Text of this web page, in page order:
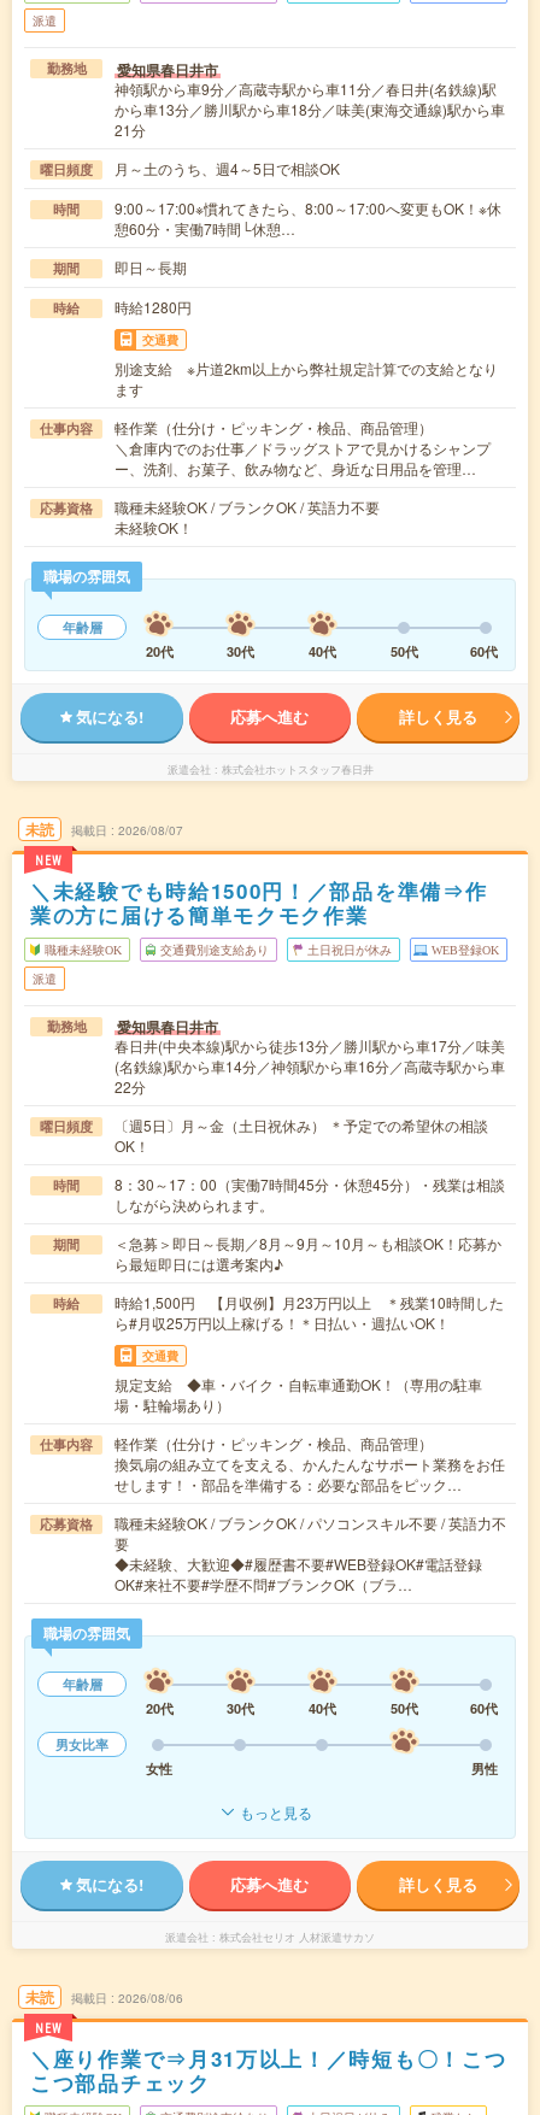
派遣
勤務地 愛知県春日井市
神領駅から車9分／高蔵寺駅から車11分／春日井(名鉄線)駅
から車13分／勝川駅から車18分／味美(東海交通線)駅から車
21分
曜日頻度 月～土のうち、週4～5日で相談OK
時間
9:00～17:00※慣れてきたら、8:00～17:00へ変更もOK！※休
憩60分・実働7時間└休憩…
期間 即日～長期
時給 時給1280円
交通費
別途支給 ※片道2km以上から弊社規定計算での支給となり
ます
仕事内容
軽作業（仕分け・ピッキング・検品、商品管理）
＼倉庫内でのお仕事／ドラッグストアで見かけるシャンプ
ー、洗剤、お菓子、飲み物など、身近な日用品を管理…
応募資格
職種未経験OK / ブランクOK / 英語力不要
未経験OK！
職場の雰囲気
年齢層
20代
30代 40代 50代 60代
気になる! 応募へ進む 詳しく見る
派遣会社 株式会社ホットスタッフ春日井
未読
NEW
掲載日 2026/08/07
＼未経験でも時給1500円！／部品を準備⇒作
業の方に届ける簡単モクモク作業
職種未経験OK 交通費別途支給あり 土日祝日が休み WEB登録OK
派遣
勤務地 愛知県春日井市
春日井(中央本線)駅から徒歩13分／勝川駅から車17分／味美
(名鉄線)駅から車14分／神領駅から車16分／高蔵寺駅から車
22分
曜日頻度
〔週5日〕月～金（土日祝休み） ＊予定での希望休の相談
OK！
時間
8：30～17：00（実働7時間45分・休憩45分）・残業は相談
しながら決められます。
期間
＜急募＞即日～長期／8月～9月～10月～も相談OK！応募か
ら最短即日には選考案内♪
時給
時給1,500円 【月収例】月23万円以上 ＊残業10時間した
ら#月収25万円以上稼げる！＊日払い・週払いOK！
交通費
規定支給 ◆車・バイク・自転車通勤OK！（専用の駐車
場・駐輪場あり）
仕事内容
軽作業（仕分け・ピッキング・検品、商品管理）
換気扇の組み立てを支える、かんたんなサポート業務をお任
せします！・部品を準備する：必要な部品をピック…
応募資格
職種未経験OK / ブランクOK / パソコンスキル不要 / 英語力不
要
◆未経験、大歓迎◆#履歴書不要#WEB登録OK#電話登録
OK#来社不要#学歴不問#ブランクOK（ブラ…
職場の雰囲気
年齢層
20代
30代 40代 50代
60代
男女比率
女性
男性
もっと見る
気になる! 応募へ進む 詳しく見る
派遣会社 株式会社セリオ 人材派遣サカソ
未読
NEW
掲載日 2026/08/06
＼座り作業で⇒月31万以上！／時短も〇！こつ
こつ部品チェック